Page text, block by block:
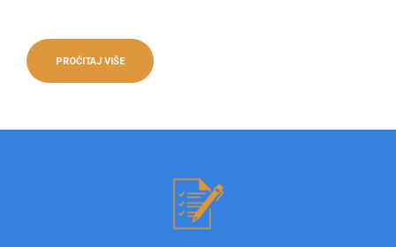
PROČITAJ VIŠE